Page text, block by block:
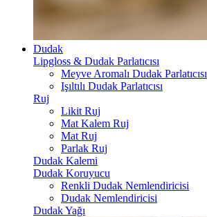
Dudak
Lipgloss & Dudak Parlatıcısı
Meyve Aromalı Dudak Parlatıcısı
Işıltılı Dudak Parlatıcısı
Ruj
Likit Ruj
Mat Kalem Ruj
Mat Ruj
Parlak Ruj
Dudak Kalemi
Dudak Koruyucu
Renkli Dudak Nemlendiricisi
Dudak Nemlendiricisi
Dudak Yağı